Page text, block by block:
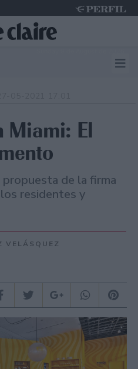
Miami: El
de la firma
residentes y
VELÁSQUEZ